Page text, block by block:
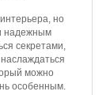
но
надежным
секретами,
можно
особенным.